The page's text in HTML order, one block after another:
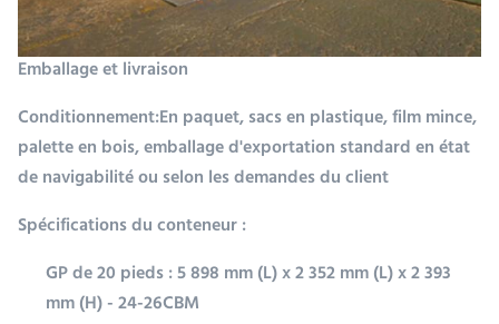
Emballage et livraison
Conditionnement:En paquet, sacs en plastique, film mince,
palette en bois, emballage d'exportation standard en état
de navigabilité ou selon les demandes du client
Spécifications du conteneur :
GP de 20 pieds : 5 898 mm (L) x 2 352 mm (L) x 2 393
mm (H) - 24-26CBM